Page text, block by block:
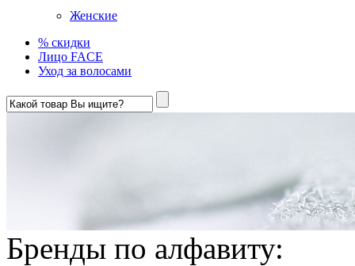
Женские
% скидки
Лицо FACE
Уход за волосами
Бренды по алфавиту: